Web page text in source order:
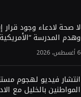
لا صحة لادعاء وجود قرار
وهدم المدرسة
6 أغسطس، 2026
انتشار فيديو لهجوم
المواطنين بالخليل مع